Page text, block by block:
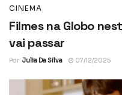
CINEMA
Filmes na Globo
vai passar
Por Julia Da Silva 07/12/2025